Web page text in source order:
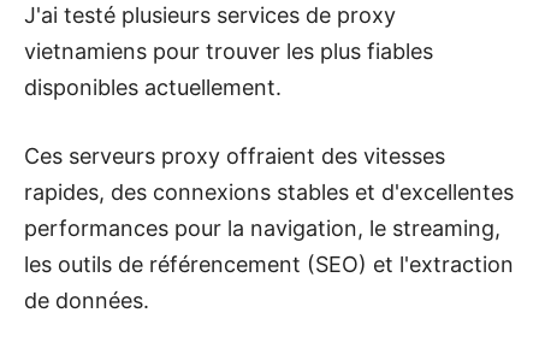
J'ai testé plusieurs services de proxy
vietnamiens pour trouver les plus fiables
disponibles actuellement.
Ces serveurs proxy offraient des vitesses
rapides, des connexions stables et d'excellentes
performances pour la navigation, le streaming,
les outils de référencement (SEO) et l'extraction
de données.